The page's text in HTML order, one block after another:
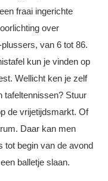
fraai ingerichte
over
van 6 tot 86.
kun je vinden op
Wellicht ken je zelf
tafeltennissen? Stuur
de vrijetijdsmarkt. Of
Daar kan men
tot begin van de avond
balletje slaan.